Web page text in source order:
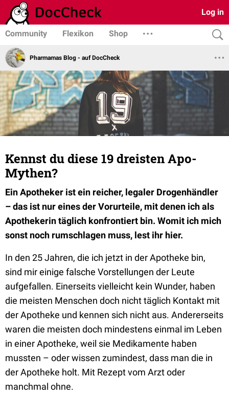
Log in
Community Flexikon Shop
Pharmamas Blog - auf DocCheck
Kennst du diese 19 dreisten Apo-
Mythen?
Ein Apotheker ist ein reicher, legaler Drogenhändler
– das ist nur eines der Vorurteile, mit denen ich als
Apothekerin täglich konfrontiert bin. Womit ich mich
sonst noch rumschlagen muss, lest ihr hier.
In den 25 Jahren, die ich jetzt in der Apotheke bin,
sind mir einige falsche Vorstellungen der Leute
aufgefallen. Einerseits vielleicht kein Wunder, haben
die meisten Menschen doch nicht täglich Kontakt mit
der Apotheke und kennen sich nicht aus. Andererseits
waren die meisten doch mindestens einmal im Leben
in einer Apotheke, weil sie Medikamente haben
mussten – oder wissen zumindest, dass man die in
der Apotheke holt. Mit Rezept vom Arzt oder
manchmal ohne.